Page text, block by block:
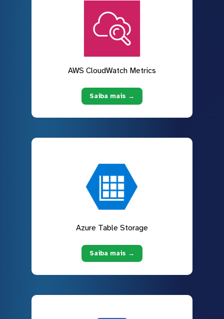
AWS CloudWatch Metrics
Saiba mais →
Azure Table Storage
Saiba mais →